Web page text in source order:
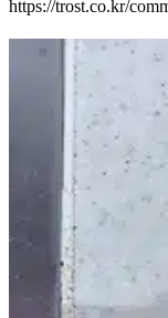
https://trost.co.kr/